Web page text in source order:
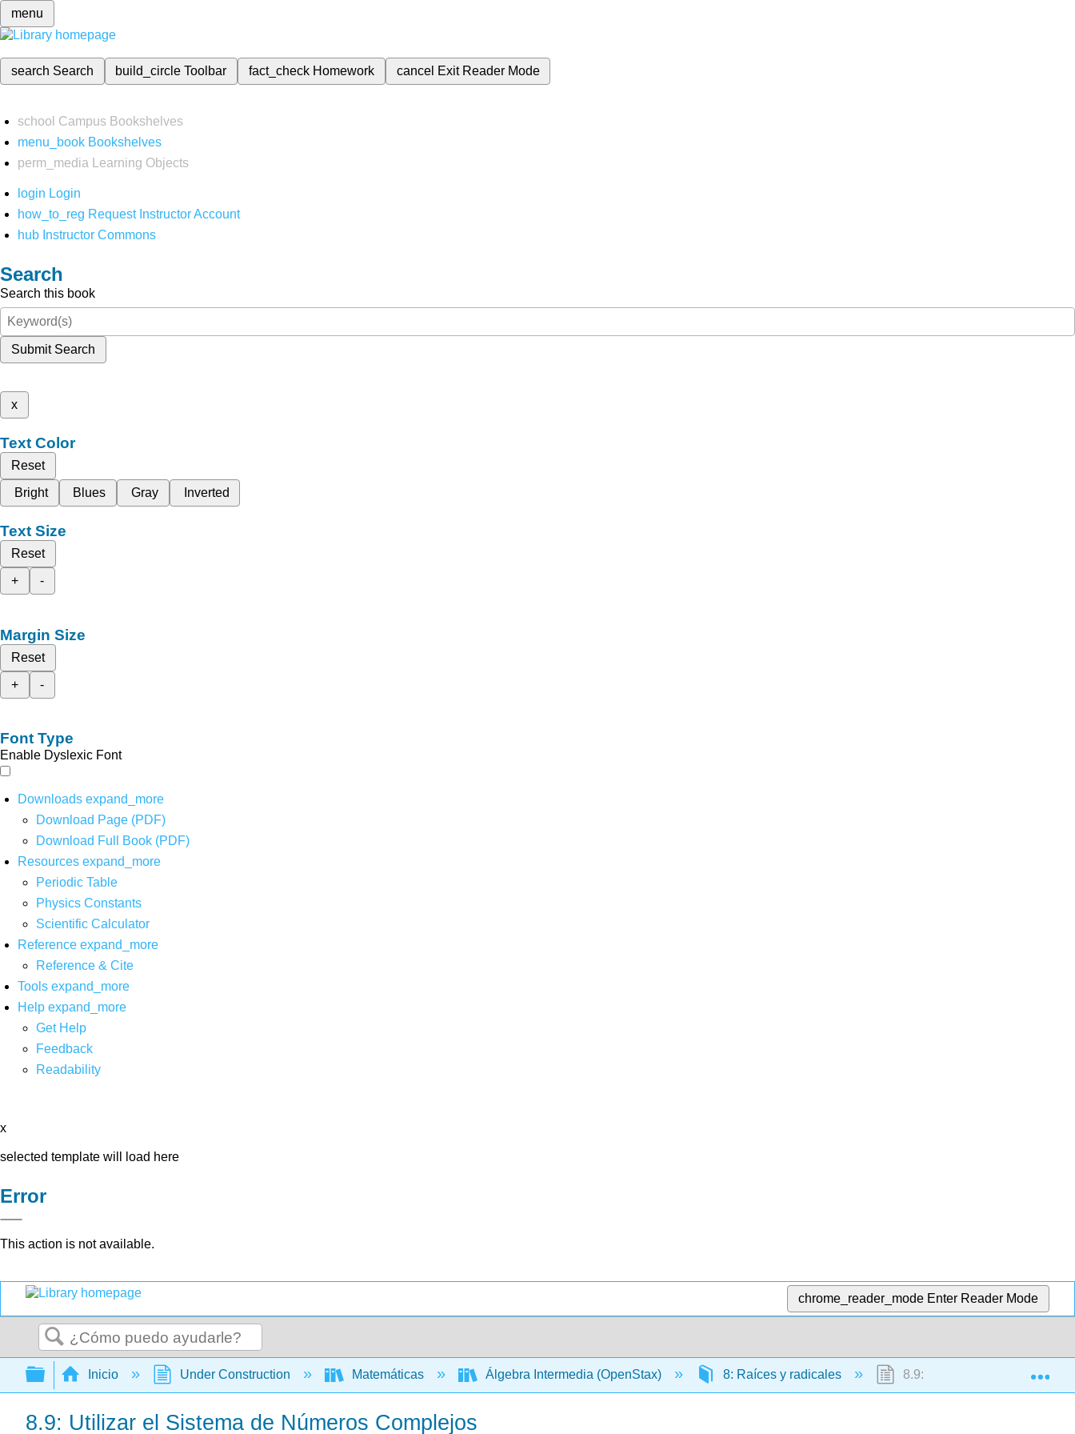
menu
search Search build_circleToolbar fact_check Homework cancel Exit Reader Mode
school Campus Bookshelves
menu_book Bookshelves
perm_media
Learning Objects
login Login
how_to_reg Request Instructor Account
hub Instructor Commons
Search
Search this book
Submit Search
x
Text Color
Reset
Bright
Blues Gray Inverted
Text Size
Reset
+
-
Margin Size
Reset
+
-
Font Type
Enable Dyslexic Font
Downloads expand_more
Download Page (PDF)
Download Full Book (PDF)
Resources expand_more
Periodic Table
Physics Constants
Scientific Calculator
Reference expand_more
Reference & Cite
Tools expand_more
Help expand_more
Get Help
Feedback
Readability
x
selected template will load here
Error
This action is not available.
chrome_reader_mode Enter Reader Mode
Buscar
Expandir/contraer jerarquía global
Inicio Under Construction Matemáticas Álgebra Intermedia (OpenStax) 8: Raíces y radicales 8.9: Utilizar el Sistema de
8.9: Utilizar el Sistema de Números Complejos